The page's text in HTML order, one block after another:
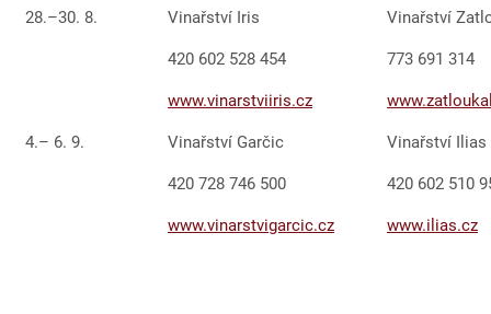
28.–30. 8. Vinařství Iris Vinařství
420 602 528 454 773 691 314
www.vinarstviiris.cz
4.– 6. 9. Vinařství Garčic Vinařství Ilias
420 728 746 500 420 602 510
www.vinarstvigarcic.cz www.ilias.cz